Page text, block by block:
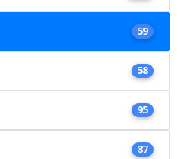
59
58
95
87